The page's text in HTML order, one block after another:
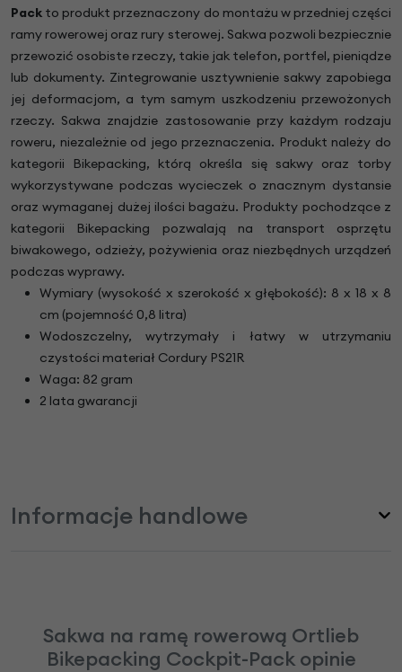
Pack to produkt przeznaczony do montażu w przedniej części
ramy rowerowej oraz rury sterowej. Sakwa pozwoli bezpiecznie
przewozić osobiste rzeczy, takie jak telefon, portfel, pieniądze
lub dokumenty. Zintegrowanie usztywnienie sakwy zapobiega
jej deformacjom, a tym samym uszkodzeniu przewożonych
rzeczy. Sakwa znajdzie zastosowanie przy każdym rodzaju
roweru, niezależnie od jego przeznaczenia. Produkt należy do
kategorii Bikepacking, którą określa się sakwy oraz torby
wykorzystywane podczas wycieczek o znacznym dystansie
oraz wymaganej dużej ilości bagażu. Produkty pochodzące z
kategorii Bikepacking pozwalają na transport osprzętu
biwakowego, odzieży, pożywienia oraz niezbędnych urządzeń
podczas wyprawy.
Wymiary (wysokość x szerokość x głębokość): 8 x 18 x 8
cm (pojemność 0,8 litra)
Wodoszczelny, wytrzymały i łatwy w utrzymaniu
czystości materiał Cordury PS21R
Waga: 82 gram
2 lata gwarancji
Informacje handlowe
Sakwa na ramę rowerową Ortlieb
Bikepacking Cockpit-Pack opinie